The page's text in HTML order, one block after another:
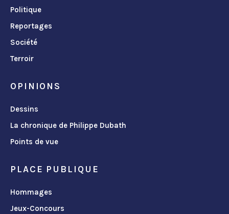
Politique
Reportages
Société
Terroir
OPINIONS
Dessins
La chronique de Philippe Dubath
Points de vue
PLACE PUBLIQUE
Hommages
Jeux-Concours